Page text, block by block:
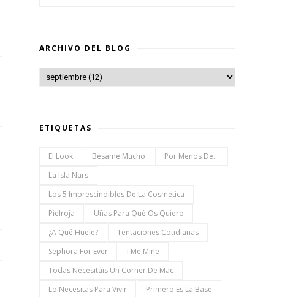
ARCHIVO DEL BLOG
ETIQUETAS
El Look Bésame Mucho
Por Menos De...
La Isla Nars
Los 5 Imprescindibles De La Cosmética
Pielroja
Uñas Para Qué Os Quiero
¿a Qué Huele?
Tentaciones Cotidianas
Sephora For Ever
I Me Mine
Todas Necesitáis Un Corner De Mac
Lo Necesitas Para Vivir
Primero Es La Base